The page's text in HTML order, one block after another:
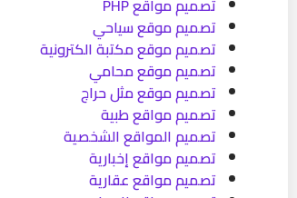
تصميم موقع سياحي
تصميم موقع مكتبة الكترونية
تصميم موقع محامي
تصميم موقع مثل حراج
تصميم مواقع طبية
تصميم المواقع الشخصية
تصميم مواقع إخبارية
تصميم مواقع عقارية